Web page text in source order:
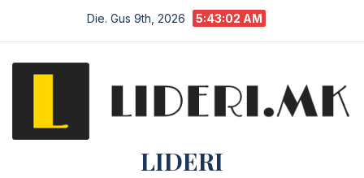
Die. Gus 9th, 2026 5:43:02 AM
LIDERI